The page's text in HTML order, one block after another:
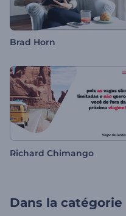
Brad Horn
Richard Chimango
Dans la catégorie